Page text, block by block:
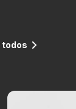
todos